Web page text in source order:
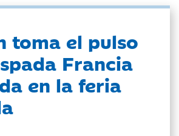
toma el pulso
Francia
en la feria